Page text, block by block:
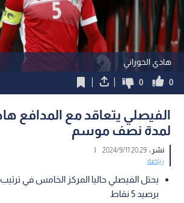
هادي الحوراني
0
0
الفيصلي يتعاقد مع المدافع
لمدة نصف موسم
نشر :20:29 2024/9/11
|
رياضة
يحتل الفيصلي حاليا المركز الخامس في ترتيب
برصيد 5 نقاط